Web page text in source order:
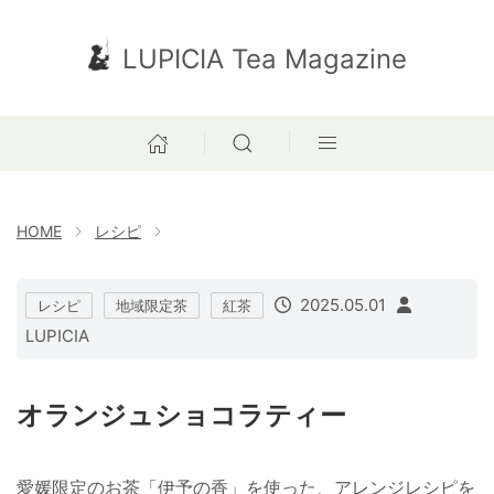
LUPICIA Tea Magazine
HOME レシピ
レシピ 地域限定茶 紅茶
2025.05.01
LUPICIA
オランジュショコラティー
愛媛限定のお茶「伊予の香」を使った、アレンジレシピを